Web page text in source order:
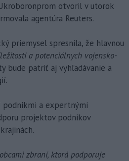
otvoril v utorok
agentúra Reuters.
priemysel spresnila, že hlavnou
a potenciálnych vojensko-
bude patriť aj vyhľadávanie a
podnikmi a expertnými
projektov podnikov
zbraní, ktorá podporuje